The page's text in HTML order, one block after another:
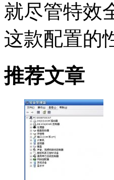
就尽管特效
这款配置的
推荐文章